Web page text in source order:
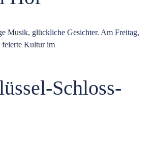
Musik, glückliche Gesichter. Am Freitag,
feierte Kultur im
Schloss-